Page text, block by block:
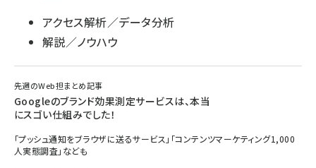
アクセス解析／データ分析
解説／ノウハウ
先週のWeb担まとめ記事
Googleのブランド効果測定サービスは、本当
にスゴい仕組みでした！
「プッシュ通知をブラウザに送るサービス」「コンテンツマーケティング1,000
人実態調査」なども